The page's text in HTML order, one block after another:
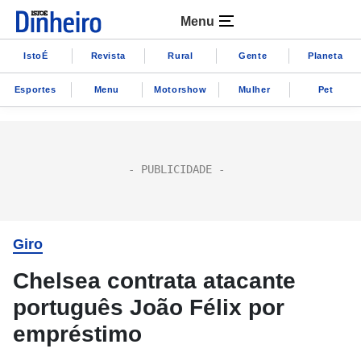
Menu
IstoÉ Revista Rural Gente Planeta
Esportes Menu Motorshow Mulher Pet
Giro
Chelsea contrata atacante
português João Félix por
empréstimo